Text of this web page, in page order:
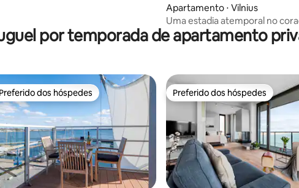
média de 5, 79 avaliações Apartamento ⋅ Vilnius
Uma estadia atemporal no
Vilnius
por temporada de apartamento
os melhores preferidos dos hóspedes
Preferido dos hóspedes Preferido dos hóspedes
Preferido dos hóspedes